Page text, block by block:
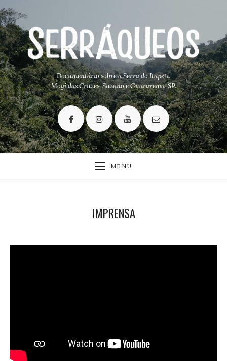
Documentário sobre a Serra do Itapeti.
Mogi das Cruzes, Suzano e Guararema-SP.
MENU
IMPRENSA